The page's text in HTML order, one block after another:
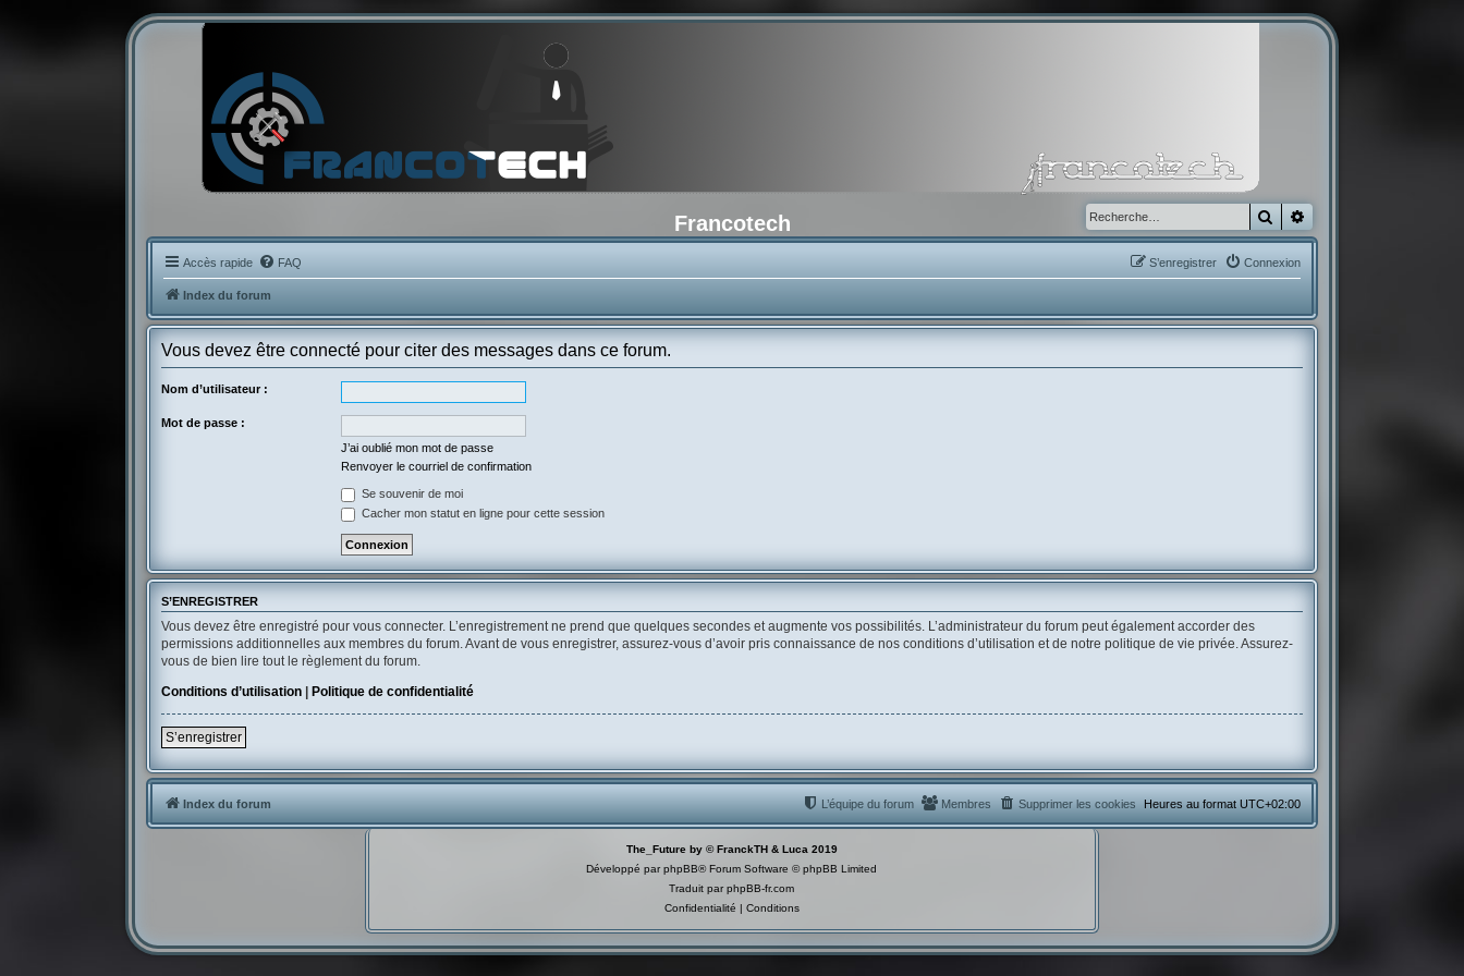
Francotech Rechercher
Accès rapide FAQ Connexion
S’enregistrer
Index du forum
Vous devez être connecté pour citer des messages dans ce forum.
Nom d’utilisateur :
Mot de passe :
J’ai oublié mon mot de passe
Renvoyer le courriel de confirmation
Se souvenir de moi
Cacher mon statut en ligne pour cette session
S’ENREGISTRER
Vous devez être enregistré pour vous connecter. L’enregistrement ne prend que quelques secondes et augmente vos possibilités. L’administrateur du forum peut également accorder des
permissions additionnelles aux membres du forum. Avant de vous enregistrer, assurez-vous d’avoir pris connaissance de nos conditions d’utilisation et de notre politique de vie privée. Assurez-
vous de bien lire tout le règlement du forum.
Conditions d’utilisation
Politique de confidentialité
S’enregistrer
Index du forum Heures au format UTC+02:00
Supprimer les cookies
Membres
L’équipe du forum
The_Future by © FranckTH & Luca 2019
Développé parphpBB® Forum Software © phpBB Limited
Traduit parphpBB-fr.com
Confidentialité | Conditions